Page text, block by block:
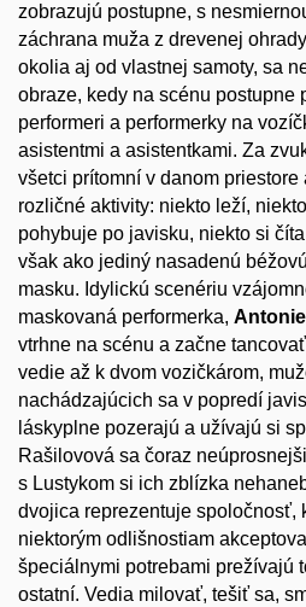
zobrazujú postupne, s
záchrana muža z drevenej
okolia aj od vlastnej samoty, sa
obraze, kedy na scénu postupne
performeri a performerky na
asistentmi a asistentkami. Za
všetci prítomní v danom
rozličné aktivity: niekto leží,
pohybuje po javisku, niekto si
však ako jediný nasadenú
masku. Idylickú scenériu
maskovaná performerka,
vtrhne na scénu a začne
vedie až k dvom vozičkárom,
nachádzajúcich sa v popredí
láskyplne pozerajú a užívajú si
Rašilovová sa čoraz
s Lustykom si ich zblízka
dvojica reprezentuje spoločnosť,
niektorým odlišnostiam
špeciálnymi potrebami prežívajú
ostatní. Vedia milovať, tešiť sa,